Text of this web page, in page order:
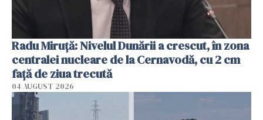
Radu Miruţă: Nivelul Dunării a crescut, în zona
centralei nucleare de la Cernavodă, cu 2 cm
faţă de ziua trecută
04 AUGUST 2026